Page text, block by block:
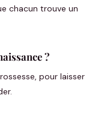
chacun trouve un
?
pour laisser